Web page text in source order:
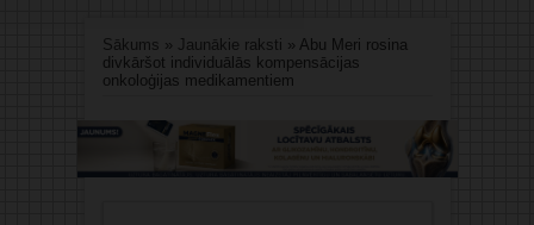
Sākums » Jaunākie raksti » Abu Meri rosina
divkāršot individuālās kompensācijas
onkoloģijas medikamentiem